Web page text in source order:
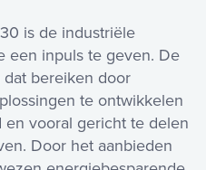
is de industriële
een inpuls te geven. De
bereiken door
te ontwikkelen
vooral gericht te delen
Door het aanbieden